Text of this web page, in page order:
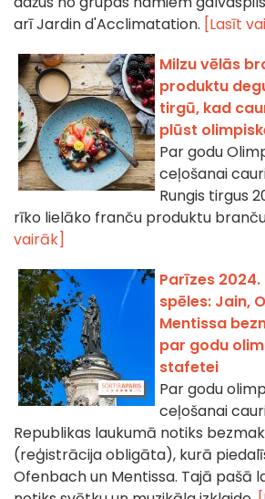
arī Jardin d'Acclimatation. [Lasīt
Milzu vēlās
produktu
tirgū, kad
plūst
Par godu
ceļošanai
Rungis tirgus
rīko lielāko franču produktu
vairāk]
Parīzes
spēles: Jain,
Mentissa
par godu
stafetei
Par godu
ceļošanai
Republikas laukumā notiks
(reģistrācija obligāta), kurā
Ofenbach un Mentissa. Tajā pašā